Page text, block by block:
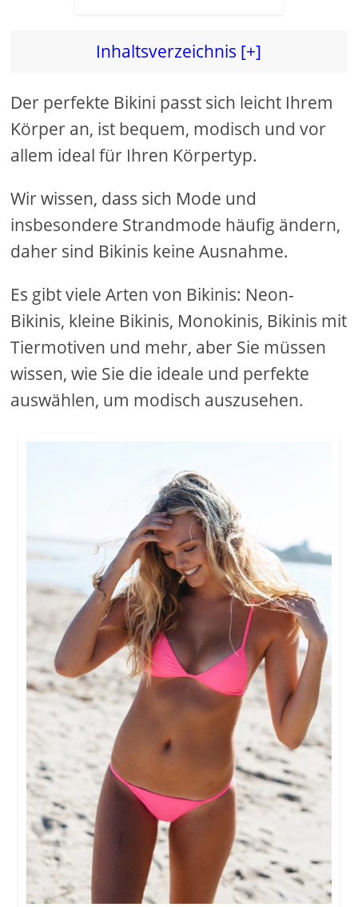
Inhaltsverzeichnis [+]
Der perfekte Bikini passt sich leicht Ihrem
Körper an, ist bequem, modisch und vor
allem ideal für Ihren Körpertyp.
Wir wissen, dass sich Mode und
insbesondere Strandmode häufig ändern,
daher sind Bikinis keine Ausnahme.
Es gibt viele Arten von Bikinis: Neon-
Bikinis, kleine Bikinis, Monokinis, Bikinis mit
Tiermotiven und mehr, aber Sie müssen
wissen, wie Sie die ideale und perfekte
auswählen, um modisch auszusehen.